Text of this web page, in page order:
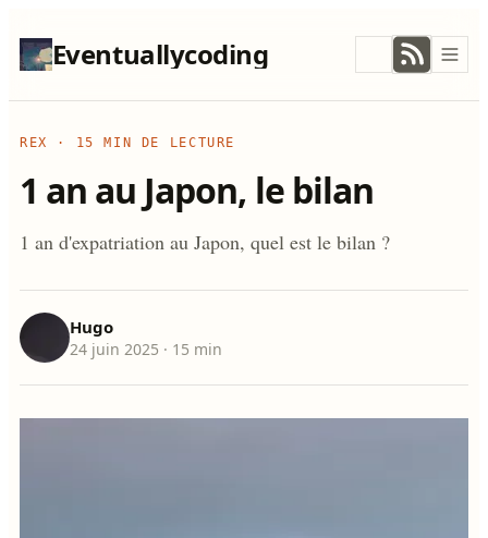
Eventuallycoding
REX · 15 MIN DE LECTURE
1 an au Japon, le bilan
1 an d'expatriation au Japon, quel est le bilan ?
Hugo
24 juin 2025 · 15 min